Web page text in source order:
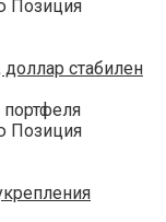
Позиция
стабилен
Позиция